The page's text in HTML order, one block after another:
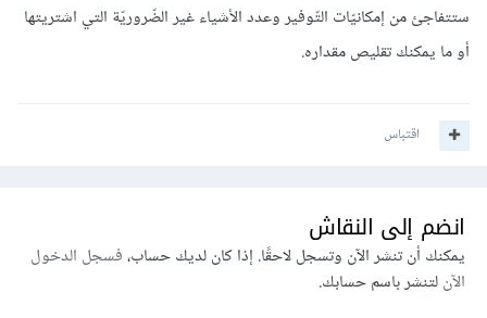
ستتفاجئ من إمكانيّات التّوفير وعدد الأشياء غير الضّروريّة التي اشتريتها
أو ما يمكنك تقليص مقداره.
اقتباس
انضم إلى النقاش
يمكنك أن تنشر الآن وتسجل لاحقًا. إذا كان لديك حساب،فسجل الدخول
الآنلتنشر باسم حسابك.